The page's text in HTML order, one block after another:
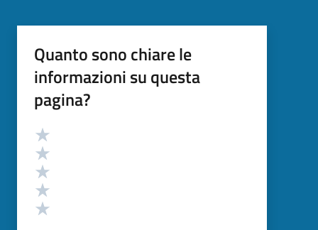
Quanto sono chiare le
informazioni su questa
pagina?
Valutazione